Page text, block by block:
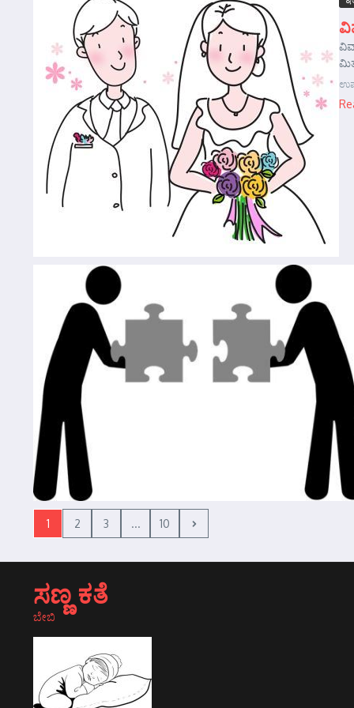
1 2 3 ... 10
ಸಣ್ಣ ಕತೆ
ಬೇಬಿ